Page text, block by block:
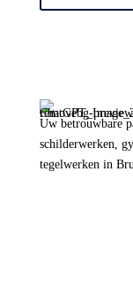
Uw betrouwbare
schilderwerken,
tegelwerken in